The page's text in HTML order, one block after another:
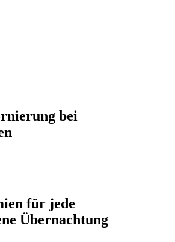
bei
für jede
Übernachtung